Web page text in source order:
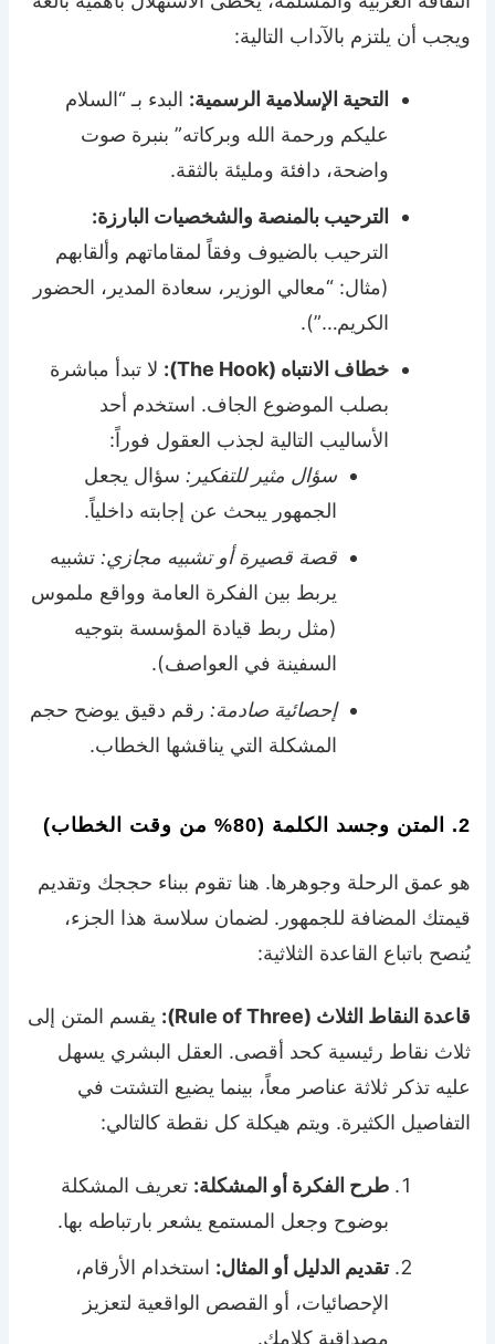
ويجب أن يلتزم بالآداب التالية:
التحية الإسلامية الرسمية: البدء بـ “السلام
عليكم ورحمة الله وبركاته” بنبرة صوت
واضحة، دافئة ومليئة بالثقة.
الترحيب بالمنصة والشخصيات البارزة:
الترحيب بالضيوف وفقاً لمقاماتهم وألقابهم
(مثال: “معالي الوزير، سعادة المدير، الحضور
الكريم…”).
خطاف الانتباه (The Hook):
لا تبدأ مباشرة
بصلب الموضوع الجاف. استخدم أحد
الأساليب التالية لجذب العقول فوراً:
سؤال مثير للتفكير: سؤال يجعل
الجمهور يبحث عن إجابته داخلياً.
قصة قصيرة أو تشبيه مجازي: تشبيه
يربط بين الفكرة العامة وواقع ملموس
(مثل ربط قيادة المؤسسة بتوجيه
السفينة في العواصف).
إحصائية صادمة: رقم دقيق يوضح حجم
المشكلة التي يناقشها الخطاب.
2. المتن وجسد الكلمة (80% من وقت الخطاب)
هو عمق الرحلة وجوهرها. هنا تقوم ببناء حججك وتقديم
قيمتك المضافة للجمهور. لضمان سلاسة هذا الجزء،
يُنصح باتباع القاعدة الثلاثية:
قاعدة النقاط الثلاث (Rule of Three):
يقسم المتن إلى
ثلاث نقاط رئيسية كحد أقصى. العقل البشري يسهل
عليه تذكر ثلاثة عناصر معاً، بينما يضيع التشتت في
التفاصيل الكثيرة. ويتم هيكلة كل نقطة كالتالي:
طرح الفكرة أو المشكلة: تعريف المشكلة
بوضوح وجعل المستمع يشعر بارتباطه بها.
تقديم الدليل أو المثال: استخدام الأرقام،
الإحصائيات، أو القصص الواقعية لتعزيز
مصداقية كلامك.